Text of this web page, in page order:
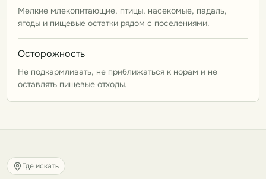
Мелкие млекопитающие, птицы, насекомые, падаль,
ягоды и пищевые остатки рядом с поселениями.
Осторожность
Не подкармливать, не приближаться к норам и не
оставлять пищевые отходы.
Где искать